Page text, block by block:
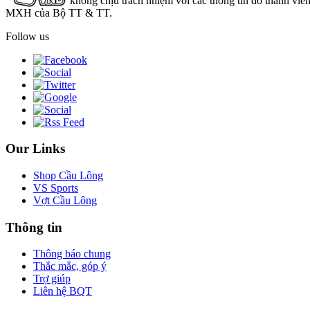
MXH của Bộ TT & TT.
Follow us
Our Links
Shop Cầu Lông
VS Sports
Vợt Cầu Lông
Thông tin
Thông báo chung
Thắc mắc, góp ý
Trợ giúp
Liên hệ BQT